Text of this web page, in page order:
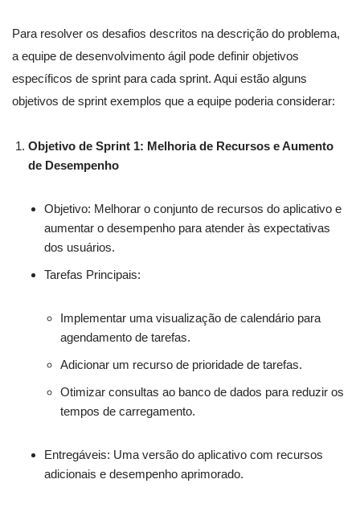
Para resolver os desafios descritos na descrição do problema,
a equipe de desenvolvimento ágil pode definir objetivos
específicos de sprint para cada sprint. Aqui estão alguns
objetivos de sprint exemplos que a equipe poderia considerar:
Objetivo de Sprint 1: Melhoria de Recursos e Aumento
de Desempenho
Objetivo: Melhorar o conjunto de recursos do aplicativo e
aumentar o desempenho para atender às expectativas
dos usuários.
Tarefas Principais:
Implementar uma visualização de calendário para
agendamento de tarefas.
Adicionar um recurso de prioridade de tarefas.
Otimizar consultas ao banco de dados para reduzir os
tempos de carregamento.
Entregáveis: Uma versão do aplicativo com recursos
adicionais e desempenho aprimorado.